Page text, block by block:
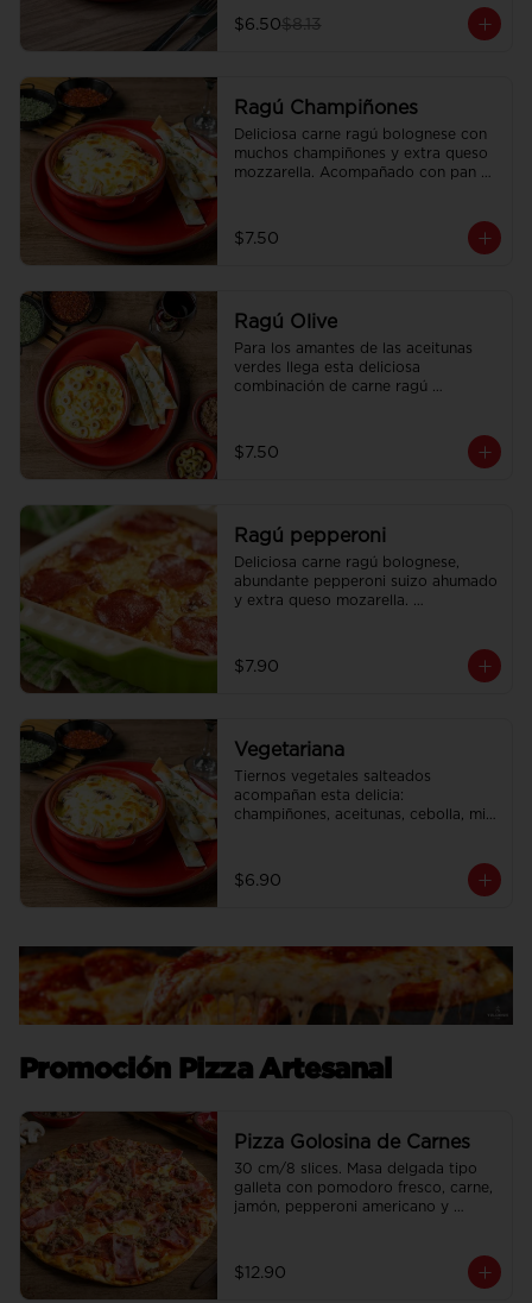
$6.50$8.13
Ragú Champiñones
Deliciosa carne ragú bolognese con
muchos champiñones y extra queso
mozzarella. Acompañado con pan
$7.50
Ragú Olive
Para los amantes de las aceitunas
verdes llega esta deliciosa
combinación de carne ragú
Acompañado con pan focaccia
recién horneado.
$7.50
Ragú pepperoni
Deliciosa carne ragú bolognese,
abundante pepperoni suizo ahumado
y extra queso mozarella.
$7.90
Vegetariana
Tiernos vegetales salteados
acompañan esta delicia:
champiñones, aceitunas, cebolla, mix
$6.90
Promoción Pizza Artesanal
Pizza Golosina de Carnes
30 cm/8 slices. Masa delgada tipo
galleta con pomodoro fresco, carne,
jamón, pepperoni americano y
$12.90